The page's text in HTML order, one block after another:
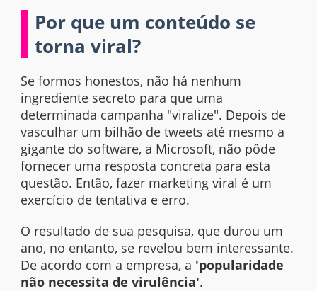
Por que um conteúdo se
torna viral?
Se formos honestos, não há nenhum
ingrediente secreto para que uma
determinada campanha "viralize". Depois de
vasculhar um bilhão detweets até mesmo a
gigante do software, a Microsoft, não pôde
fornecer uma resposta concreta para esta
questão. Então, fazer marketing viral é um
exercício de tentativa e erro.
O resultado de sua pesquisa, que durou um
ano, no entanto, se revelou bem interessante.
De acordo com a empresa, a 'popularidade
não necessita de virulência'.